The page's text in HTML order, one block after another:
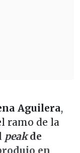
Aguilera,
ramo de la
peakde
en